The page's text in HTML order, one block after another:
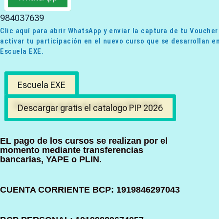
984037639
Clic aquí para abrir WhatsApp y enviar la captura de tu Voucher
activar tu participación en el nuevo curso que se desarrollan
Escuela EXE.
Escuela EXE
Descargar gratis el catalogo PIP 2026
EL pago de los cursos se realizan por el
momento mediante transferencias
bancarias, YAPE o PLIN.
CUENTA CORRIENTE BCP: 1919846297043